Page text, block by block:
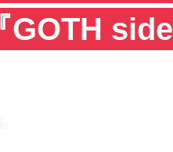
GOTH side